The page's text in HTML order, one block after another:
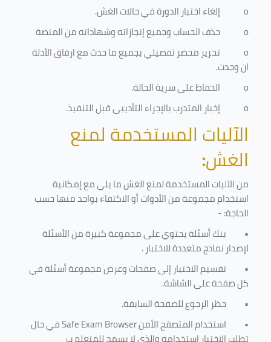
o
إلغاء اختبار الدورة في حالات الغش.
o
حذف الحساب وجميع إنجازاته وشهاداته من المنصة
o
تحرير محضر تفصيلي بجميع ما حدث مع ارفاق الأدلة
ان وجدت.
o
الحفاظ على سرية الحالة.
o
إخبار المتدرب بالإجراء التأديبي قبل التنفيذ.
الآليات المستخدمة لمنع
الغش:
من الآليات المستخدمة لمنع الغش ما يلي مع إمكانية
استخدام مجموعة من الأدوات أو الاكتفاء بواحد منها حسب
الحاجة: -
• بنك أسئلة يحتوي على مجموعة كبيرة من الأسئلة
لإصدار نماذج متعددة للاختبار.
• تقسيم الاختبار إلى صفحات وعرض مجموعة أسئلة في
كل صفحة على الشاشة.
• حظر الرجوع للصفحة السابقة.
• استخدام المتصفح الأمنSafe Exam Browserفي حال